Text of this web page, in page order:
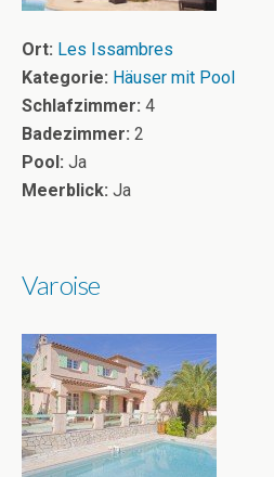
Ort: Les Issambres
Kategorie: Häuser mit Pool
Schlafzimmer: 4
Badezimmer: 2
Pool: Ja
Meerblick: Ja
Varoise